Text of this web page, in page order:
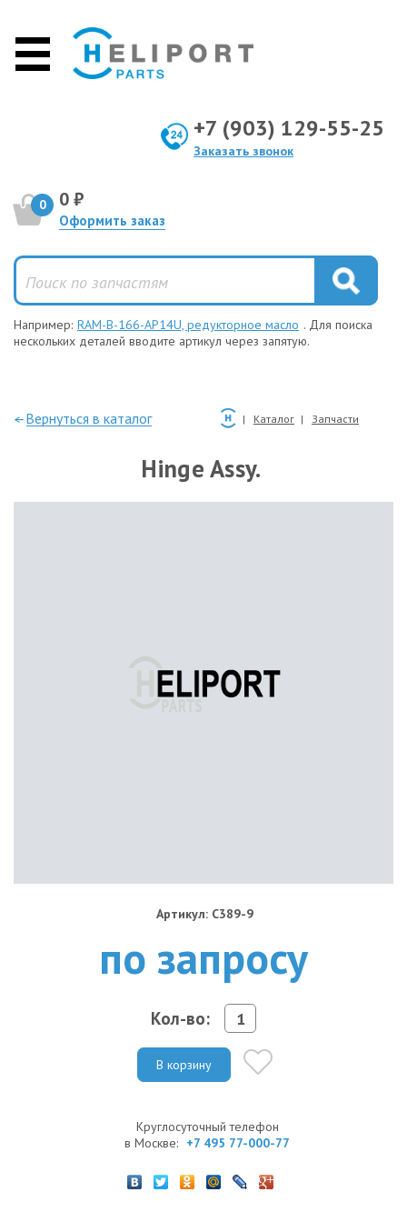
+7 (903) 129-55-25
Заказать звонок
0 0 ₽
Оформить заказ
Например: RAM-B-166-AP14U, редукторное масло . Для поиска
нескольких деталей вводите артикул через запятую.
—Вернуться в каталог Каталог Запчасти
Hinge Assy.
Артикул: C389-9
по запросу
Кол-во:
В корзину
Круглосуточный телефон
в Москве: +7 495 77-000-77